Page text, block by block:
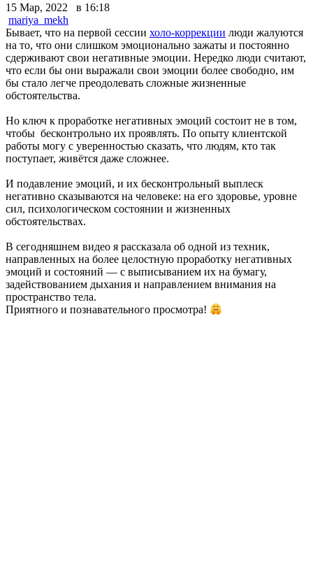
15 Мар, 2022 в 16:18
mariya_mekh
Бывает, что на первой сессии холо-коррекции люди жалуются
на то, что они слишком эмоционально зажаты и постоянно
сдерживают свои негативные эмоции. Нередко люди считают,
что если бы они выражали свои эмоции более свободно, им
бы стало легче преодолевать сложные жизненные
обстоятельства.
Но ключ к проработке негативных эмоций состоит не в том,
чтобы бесконтрольно их проявлять. По опыту клиентской
работы могу с уверенностью сказать, что людям, кто так
поступает, живётся даже сложнее.
И подавление эмоций, и их бесконтрольный выплеск
негативно сказываются на человеке: на его здоровье, уровне
сил, психологическом состоянии и жизненных
обстоятельствах.
В сегодняшнем видео я рассказала об одной из техник,
направленных на более целостную проработку негативных
эмоций и состояний — с выписыванием их на бумагу,
задействованием дыхания и направлением внимания на
пространство тела.
Приятного и познавательного просмотра!